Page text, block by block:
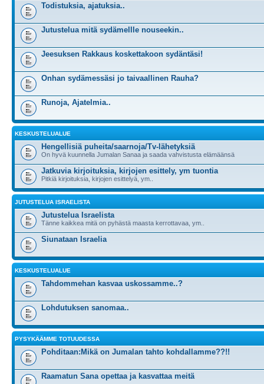
Todistuksia, ajatuksia..
Jutustelua mitä sydämellle nouseekin..
Jeesuksen Rakkaus koskettakoon sydäntäsi!
Onhan sydämessäsi jo taivaallinen Rauha?
Runoja, Ajatelmia..
KESKUSTELUALUE
Hengellisiä puheita/saarnoja/Tv-lähetyksiä
On hyvä kuunnella Jumalan Sanaa ja saada vahvistusta elämäänsä
Jatkuvia kirjoituksia, kirjojen esittely, ym tuontia
Pitkiä kirjoituksia, kirjojen esittelyä, ym..
JUTUSTELUA ISRAELISTA
Jutustelua Israelista
Tänne kaikkea mitä on pyhästä maasta kerrottavaa, ym..
Siunataan Israelia
KESKUSTELUALUE
Tahdommehan kasvaa uskossamme..?
Lohdutuksen sanomaa..
PYSYKÄÄMME TOTUUDESSA
Pohditaan:Mikä on Jumalan tahto kohdallamme??!!
Raamatun Sana opettaa ja kasvattaa meitä